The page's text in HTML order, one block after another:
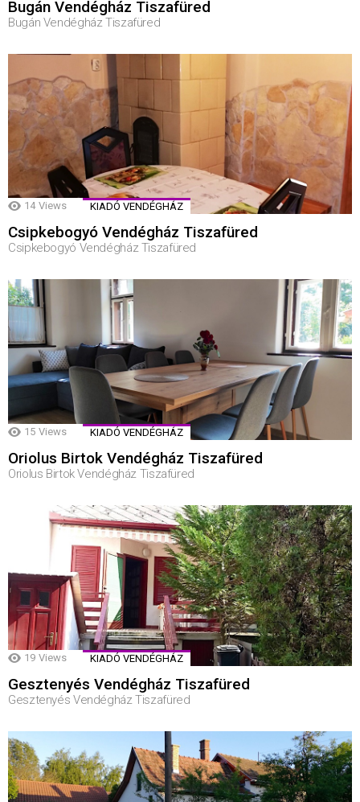
Bugán Vendégház Tiszafüred
Bugán Vendégház Tiszafüred
14 Views KIADÓ VENDÉGHÁZ
Csipkebogyó Vendégház Tiszafüred
Csipkebogyó Vendégház Tiszafüred
15 Views KIADÓ VENDÉGHÁZ
Oriolus Birtok Vendégház Tiszafüred
Oriolus Birtok Vendégház Tiszafüred
19 Views KIADÓ VENDÉGHÁZ
Gesztenyés Vendégház Tiszafüred
Gesztenyés Vendégház Tiszafüred